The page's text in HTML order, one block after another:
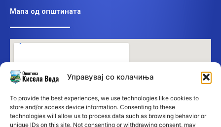
Управувај со колачиња
To provide the best experiences, we use technologies like cookies to
store and/or access device information. Consenting to these
technologies will allow us to process data such as browsing behavior or
unique IDs on this site. Not consenting or withdrawing consent, may
Мапа од општината